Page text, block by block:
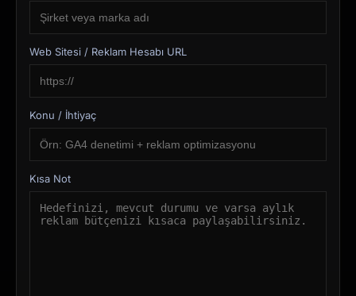
Web Sitesi / Reklam Hesabı URL
Konu / İhtiyaç
Kısa Not